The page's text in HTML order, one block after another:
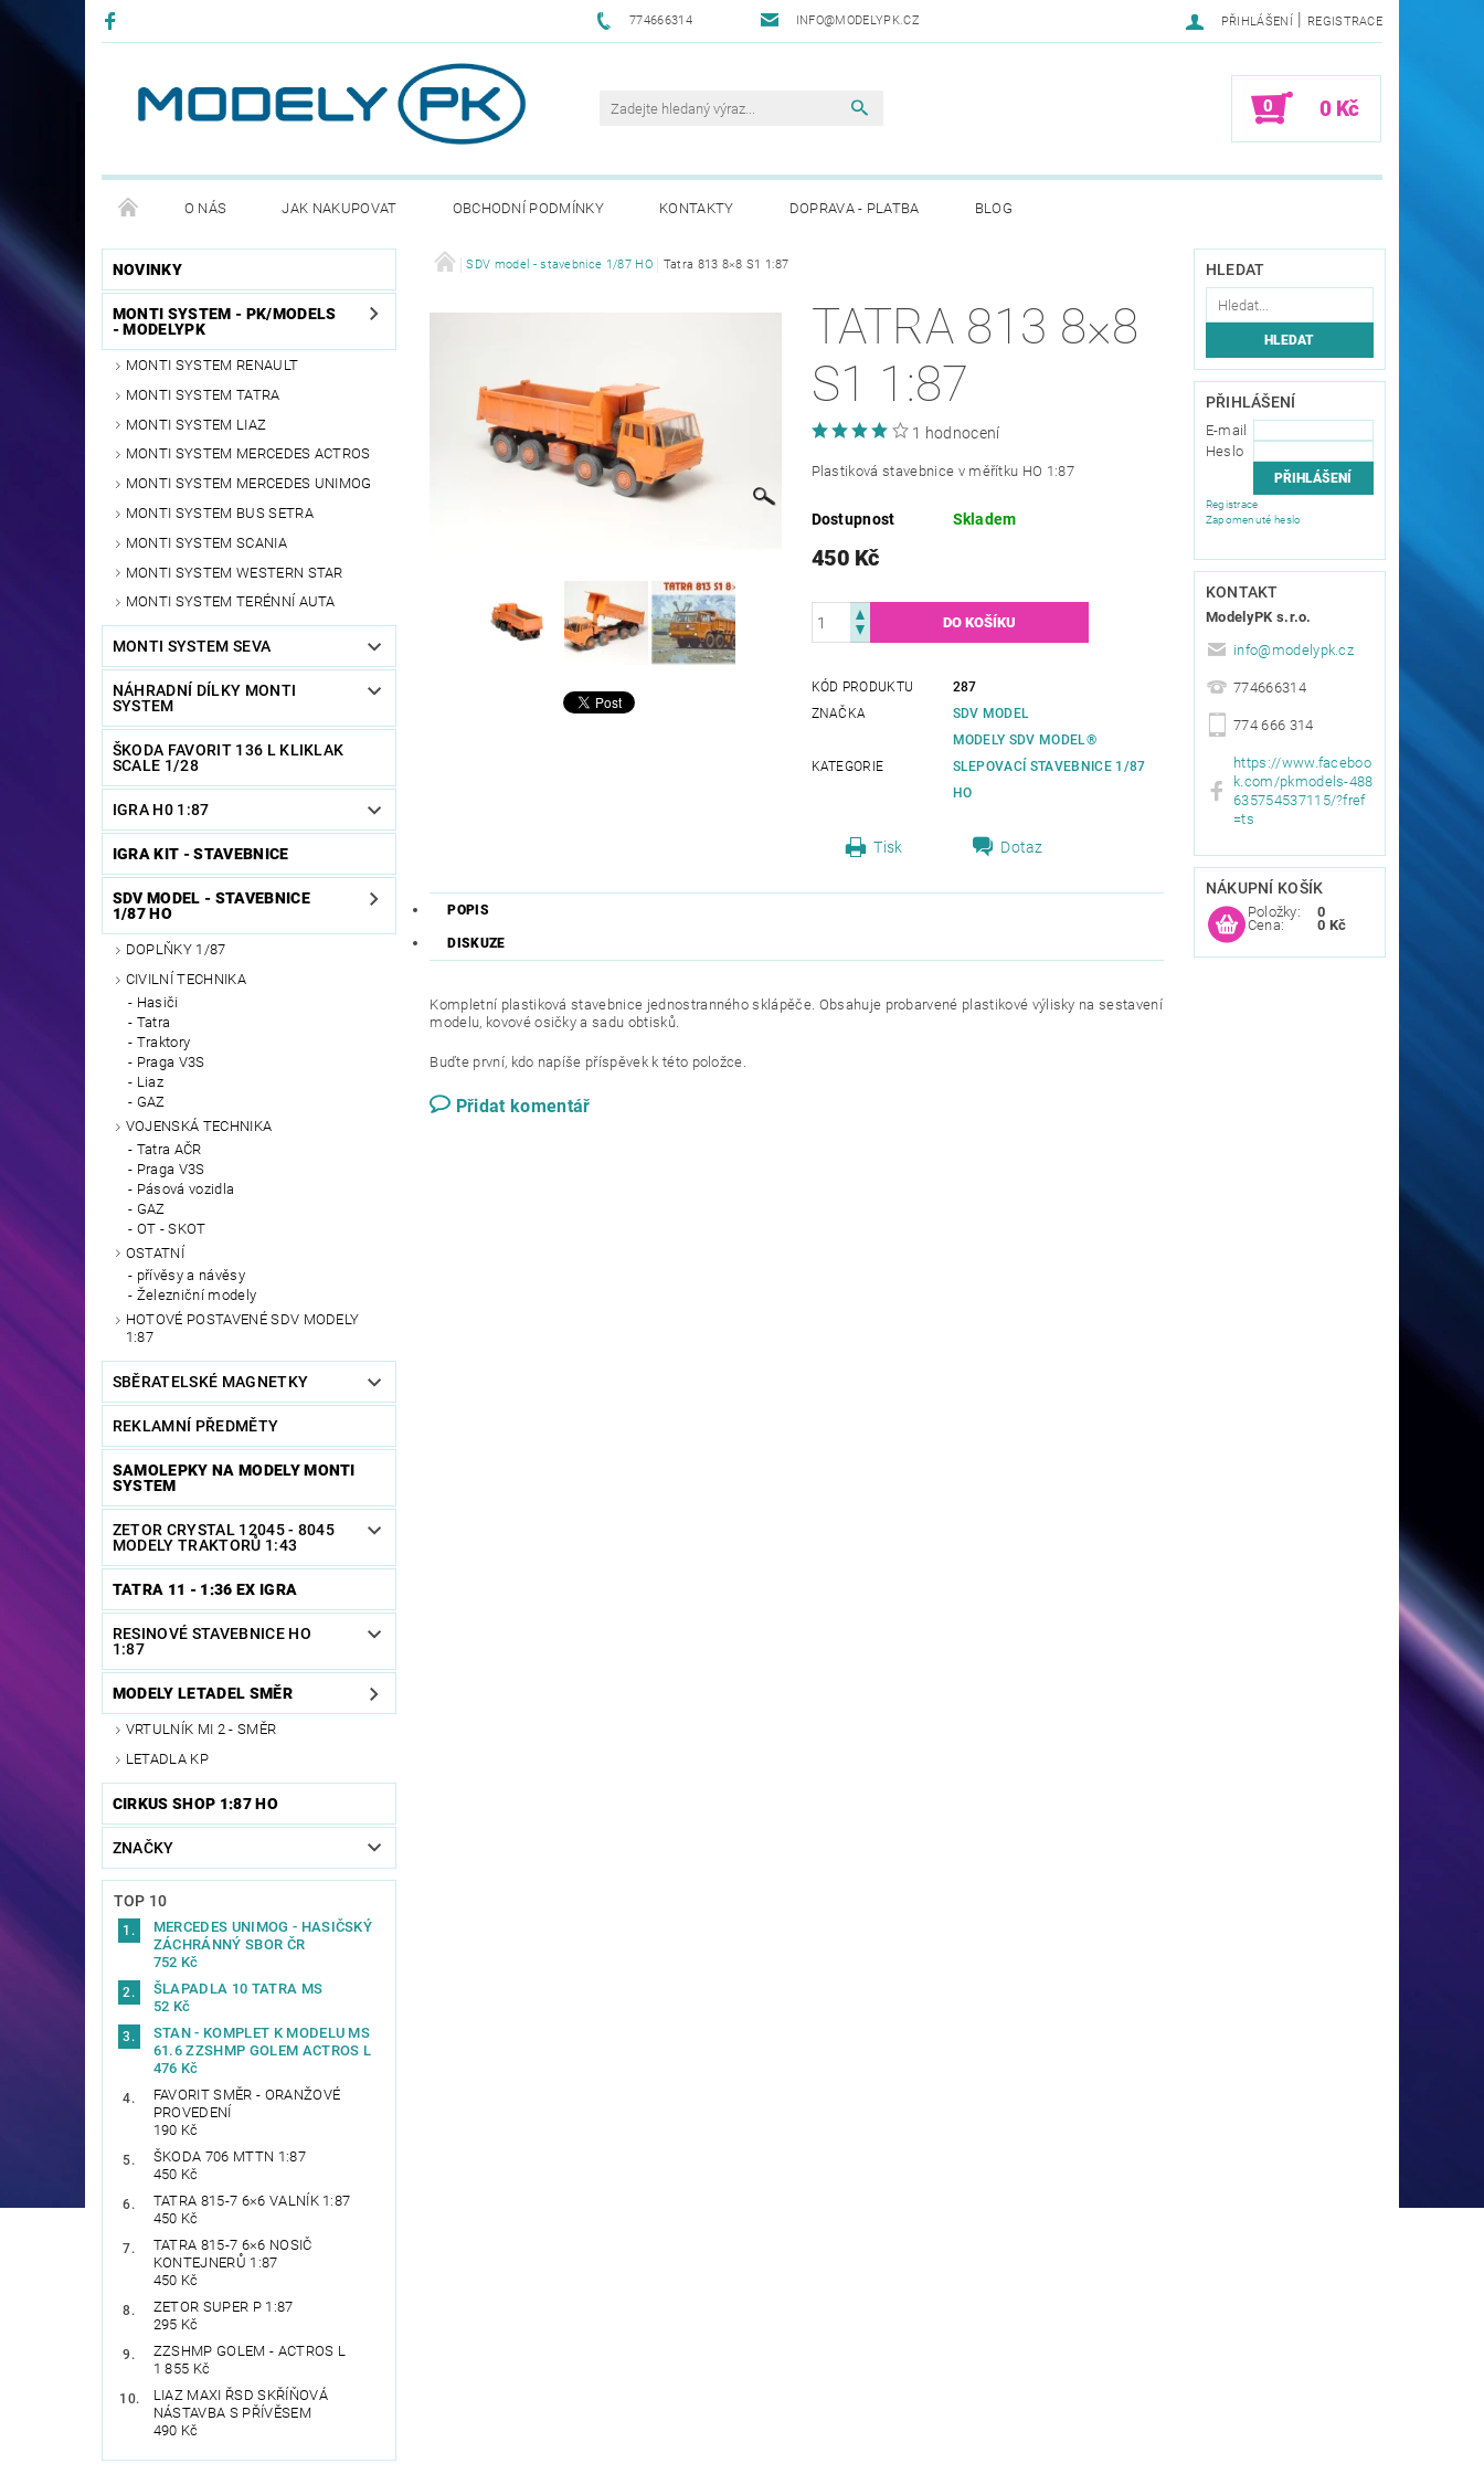
774666314 INFO@MODELYPK.CZ PŘIHLÁŠENÍ | REGISTRACE
0 0 Kč
O NÁS JAK NAKUPOVAT OBCHODNÍ PODMÍNKY KONTAKTY DOPRAVA - PLATBA BLOG
PODMÍNKY OCHRANNY OSOBNÍCH ÚDAJŮ GDPR
NOVINKY
MONTI SYSTEM - PK/MODELS
- MODELYPK
MONTI SYSTEM RENAULT
MONTI SYSTEM TATRA
MONTI SYSTEM LIAZ
MONTI SYSTEM MERCEDES ACTROS
MONTI SYSTEM MERCEDES UNIMOG
MONTI SYSTEM BUS SETRA
MONTI SYSTEM SCANIA
MONTI SYSTEM WESTERN STAR
MONTI SYSTEM TERÉNNÍ AUTA
MONTI SYSTEM SEVA
NÁHRADNÍ DÍLKY MONTI
SYSTEM
ŠKODA FAVORIT 136 L KLIKLAK
SCALE 1/28
IGRA H0 1:87
IGRA KIT - STAVEBNICE
SDV MODEL - STAVEBNICE
1/87 HO
DOPLŇKY 1/87
CIVILNÍ TECHNIKA
Hasiči
Tatra
Traktory
Praga V3S
Liaz
GAZ
VOJENSKÁ TECHNIKA
Tatra AČR
Praga V3S
Pásová vozidla
GAZ
OT - SKOT
OSTATNÍ
přívěsy a návěsy
Železniční modely
HOTOVÉ POSTAVENÉ SDV MODELY
1:87
SBĚRATELSKÉ MAGNETKY
REKLAMNÍ PŘEDMĚTY
SAMOLEPKY NA MODELY MONTI
SYSTEM
ZETOR CRYSTAL 12045 - 8045
MODELY TRAKTORŮ 1:43
TATRA 11 - 1:36 EX IGRA
RESINOVÉ STAVEBNICE HO
1:87
MODELY LETADEL SMĚR
VRTULNÍK MI 2 - SMĚR
LETADLA KP
CIRKUS SHOP 1:87 HO
ZNAČKY
TOP 10
MERCEDES UNIMOG - HASIČSKÝ
ZÁCHRÁNNÝ SBOR ČR
752 Kč
ŠLAPADLA 10 TATRA MS
52 Kč
STAN - KOMPLET K MODELU MS
61.6 ZZSHMP GOLEM ACTROS L
476 Kč
FAVORIT SMĚR - ORANŽOVÉ
PROVEDENÍ
190 Kč
ŠKODA 706 MTTN 1:87
450 Kč
TATRA 815-7 6×6 VALNÍK 1:87
450 Kč
TATRA 815-7 6×6 NOSIČ
KONTEJNERŮ 1:87
450 Kč
ZETOR SUPER P 1:87
295 Kč
ZZSHMP GOLEM - ACTROS L
1 855 Kč
LIAZ MAXI ŘSD SKŘÍŇOVÁ
NÁSTAVBA S PŘÍVĚSEM
490 Kč
SDV model - stavebnice 1/87 HO Tatra 813 8×8 S1 1:87
TATRA 813 8×8
S1 1:87
1 hodnocení
Plastiková stavebnice v měřítku HO 1:87
Dostupnost Skladem
450 Kč
KÓD PRODUKTU
287
ZNAČKA
SDV MODEL
KATEGORIE
MODELY SDV MODEL®
SLEPOVACÍ STAVEBNICE 1/87
HO
Tisk Dotaz
POPIS
DISKUZE
Kompletní plastiková stavebnice jednostranného sklápěče. Obsahuje probarvené plastikové výlisky na sestavení
modelu, kovové osičky a sadu obtisků.
Buďte první, kdo napíše příspěvek k této položce.
Přidat komentář
HLEDAT
PŘIHLÁŠENÍ
E-mail
Heslo
Registrace
Zapomenuté heslo
KONTAKT
ModelyPK s.r.o.
info@modelypk.cz
774666314
774 666 314
https://www.faceboo
k.com/pkmodels-488
635754537115/?fref
=ts
NÁKUPNÍ KOŠÍK
Položky:
Cena:
0
0 Kč